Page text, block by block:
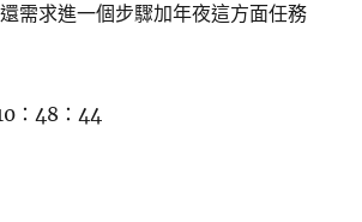
需求進一個步驟加年夜這方面任務
：48：44